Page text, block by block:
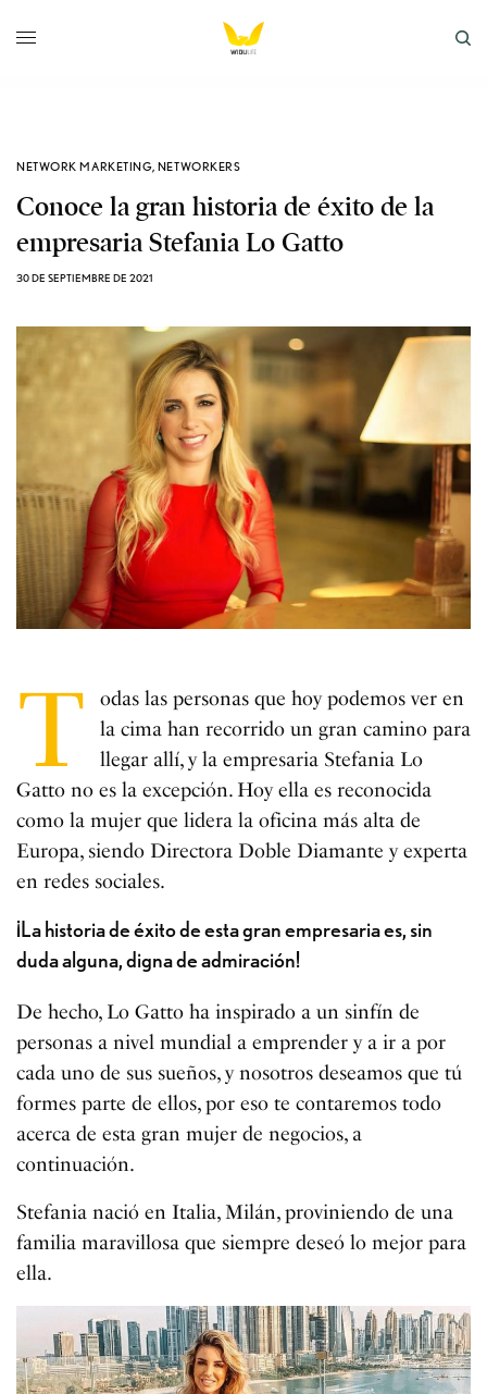
NETWORK MARKETING, NETWORKERS
Conoce la gran historia de éxito de la
empresaria Stefania Lo Gatto
30 DE SEPTIEMBRE DE 2021
T
odas las personas que hoy podemos ver en
la cima han recorrido un gran camino para
llegar allí, y la empresaria Stefania Lo
Gatto no es la excepción. Hoy ella es reconocida
como la mujer que lidera la oficina más alta de
Europa, siendo Directora Doble Diamante y experta
en redes sociales.
¡La historia de éxito de esta gran empresaria es, sin
duda alguna, digna de admiración!
De hecho, Lo Gatto ha inspirado a un sinfín de
personas a nivel mundial a emprender y a ir a por
cada uno de sus sueños, y nosotros deseamos que tú
formes parte de ellos, por eso te contaremos todo
acerca de esta gran mujer de negocios, a
continuación.
Stefania nació en Italia, Milán, proviniendo de una
familia maravillosa que siempre deseó lo mejor para
ella.